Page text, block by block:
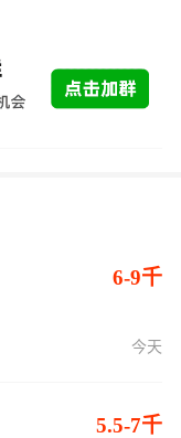
6-9千
今天
5.5-7千